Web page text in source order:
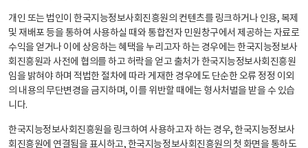
개인 또는 법인이 한국지능정보사회진흥원의 컨텐츠를 링크하거나 인용, 복제
및 재배포 등을 통하여 사용하실 때와 통합전자 민원창구에서 제공하는 자료로
수익을 얻거나 이에 상응하는 혜택을 누리고자 하는 경우에는 한국지능정보사
회진흥원과 사전에 협의를 하고 허락을 얻고 출처가 한국지능정보사회진흥원
임을 밝혀야 하며 적법한 절차에 따라 게재한 경우에도 단순한 오류 정정 이외
의 내용의 무단변경을 금지하며, 이를 위반할 때에는 형사처벌을 받을 수 있습
니다.
한국지능정보사회진흥원을 링크하여 사용하고자 하는 경우, 한국지능정보사
회진흥원에 연결됨을 표시하고, 한국지능정보사회진흥원의 첫 화면을 통하도